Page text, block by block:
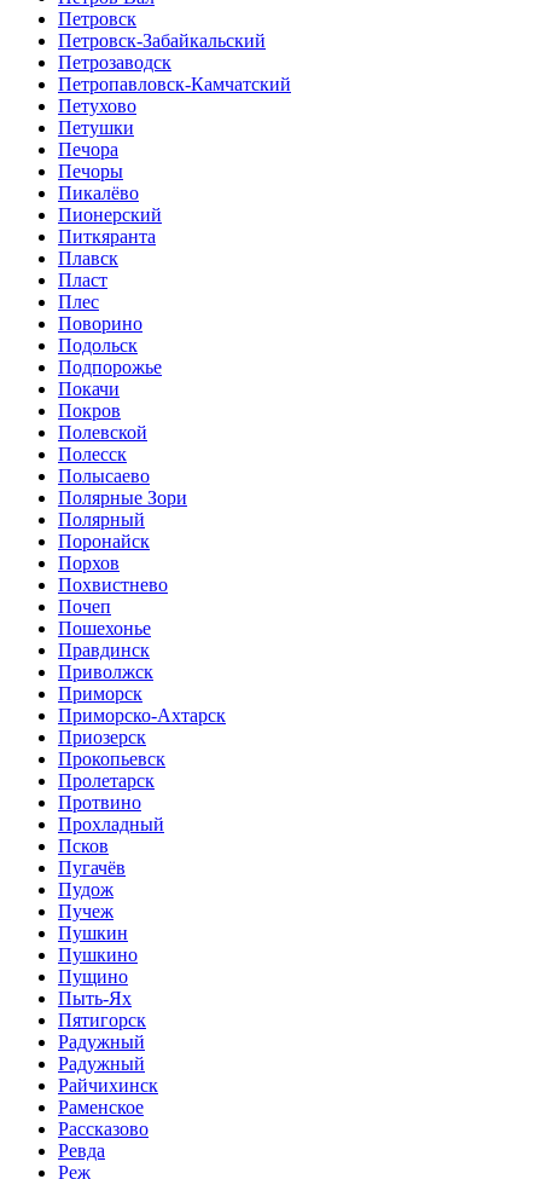
Петровск
Петровск-Забайкальский
Петрозаводск
Петропавловск-Камчатский
Петухово
Петушки
Печора
Печоры
Пикалёво
Пионерский
Питкяранта
Плавск
Пласт
Плес
Поворино
Подольск
Подпорожье
Покачи
Покров
Полевской
Полесск
Полысаево
Полярные Зори
Полярный
Поронайск
Порхов
Похвистнево
Почеп
Пошехонье
Правдинск
Приволжск
Приморск
Приморско-Ахтарск
Приозерск
Прокопьевск
Пролетарск
Протвино
Прохладный
Псков
Пугачёв
Пудож
Пучеж
Пушкин
Пушкино
Пущино
Пыть-Ях
Пятигорск
Радужный
Радужный
Райчихинск
Раменское
Рассказово
Ревда
Реж